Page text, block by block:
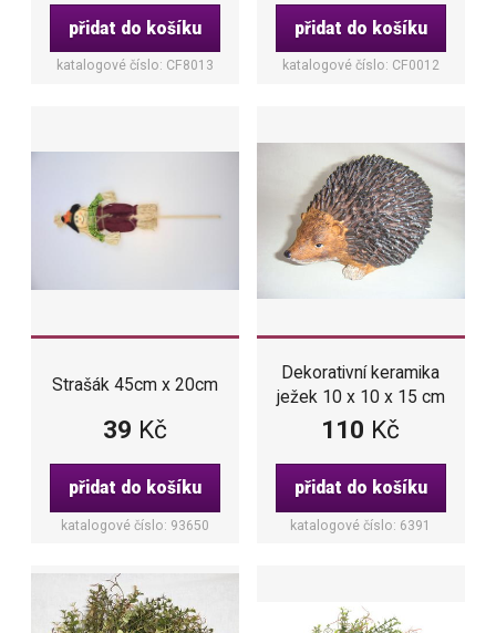
přidat do košíku
katalogové číslo: CF8013
přidat do košíku
katalogové číslo: CF0012
Strašák 45cm x 20cm
39 Kč
přidat do košíku
katalogové číslo: 93650
Dekorativní keramika
ježek 10 x 10 x 15 cm
110 Kč
přidat do košíku
katalogové číslo: 6391